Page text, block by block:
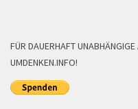
FÜR DAUERHAFT
UMDENKEN.INFO!